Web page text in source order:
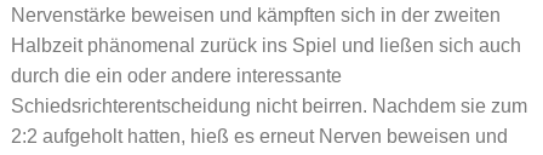
Nervenstärke beweisen und kämpften sich in der zweiten
Halbzeit phänomenal zurück ins Spiel und ließen sich auch
durch die ein oder andere interessante
Schiedsrichterentscheidung nicht beirren. Nachdem sie zum
2:2 aufgeholt hatten, hieß es erneut Nerven beweisen und